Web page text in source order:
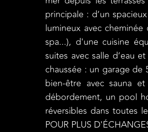
principale : d’un
lumineux avec
spa...), d'une cuisine
suites avec salle d’eau
chaussée : un garage de
bien-être avec sauna
débordement, un pool
réversibles dans toutes
POUR PLUS